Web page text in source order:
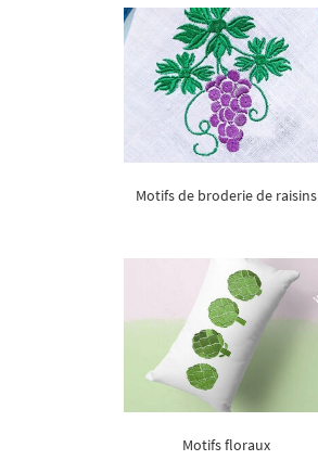
Motifs de broderie de raisins
Motifs floraux